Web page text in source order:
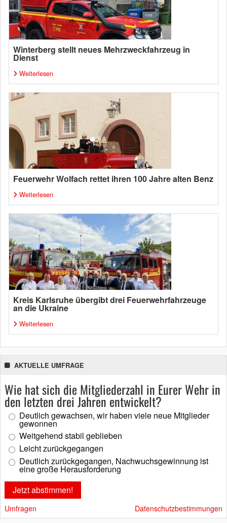
Winterberg stellt neues Mehrzweckfahrzeug in
Dienst
Weiterlesen
Feuerwehr Wolfach rettet ihren 100 Jahre alten Benz
Weiterlesen
Kreis Karlsruhe übergibt drei Feuerwehrfahrzeuge
an die Ukraine
Weiterlesen
AKTUELLE UMFRAGE
Wie hat sich die Mitgliederzahl in Eurer Wehr in
den letzten drei Jahren entwickelt?
Deutlich gewachsen, wir haben viele neue Mitglieder
gewonnen
Weitgehend stabil geblieben
Leicht zurückgegangen
Deutlich zurückgegangen, Nachwuchsgewinnung ist
eine große Herausforderung
Umfragen Datenschutzbestimmungen